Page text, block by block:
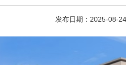
发布日期：2025-08-24